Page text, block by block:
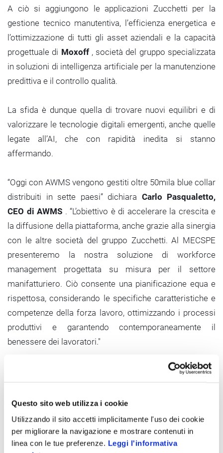
Questo sito web utilizza i cookie
Utilizzando il sito accetti implicitamente l'uso dei cookie
per migliorare la navigazione e mostrare contenuti in
linea con le tue preferenze. Leggi l'informativa
A ciò si aggiungono le applicazioni Zucchetti per la
gestione tecnico manutentiva, l’efficienza energetica e
l’ottimizzazione di tutti gli asset aziendali e la capacità
progettuale di Moxoff , società del gruppo specializzata
in soluzioni di intelligenza artificiale per la manutenzione
predittiva e il controllo qualità.
La sfida è dunque quella di trovare nuovi equilibri e di
valorizzare le tecnologie digitali emergenti, anche quelle
legate all’AI, che con rapidità inedita si stanno
affermando.
“Oggi con AWMS vengono gestiti oltre 50mila blue collar
distribuiti in sette paesi” dichiara Carlo Pasqualetto,
CEO di AWMS . “L’obiettivo è di accelerare la crescita e
la diffusione della piattaforma, anche grazie alla sinergia
con le altre società del gruppo Zucchetti. Al MECSPE
presenteremo la nostra soluzione di workforce
management progettata su misura per il settore
manifatturiero. Ciò consente una pianificazione equa e
rispettosa, considerando le specifiche caratteristiche e
competenze della forza lavoro, ottimizzando i processi
produttivi e garantendo contemporaneamente il
benessere dei lavoratori."
Alice Kirchner, direttore commerciale di Cybertec
“il successo della suite CyberPlan per la pianificazione e
la schedulazione della produzione, che registra anno su
anno una crescita dei ricavi del 20%, è da ricercarsi sia
nell’ampia flessibilità della soluzione, sia nella possibilità
di fruizione in modalità licensing oppure cloud. È proprio